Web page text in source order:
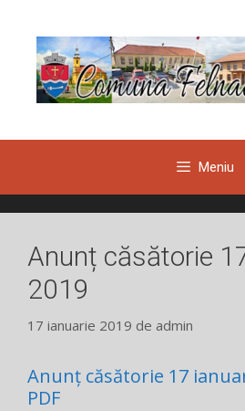
conținut
Meniu
Anunț căsătorie
2019
17 ianuarie 2019 de admin
Anunț căsătorie 17
PDF